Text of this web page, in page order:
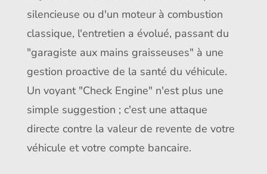
silencieuse ou d'un moteur à combustion
classique, l'entretien a évolué, passant du
"garagiste aux mains graisseuses" à une
gestion proactive de la santé du véhicule.
Un voyant "Check Engine" n'est plus une
simple suggestion ; c'est une attaque
directe contre la valeur de revente de votre
véhicule et votre compte bancaire.